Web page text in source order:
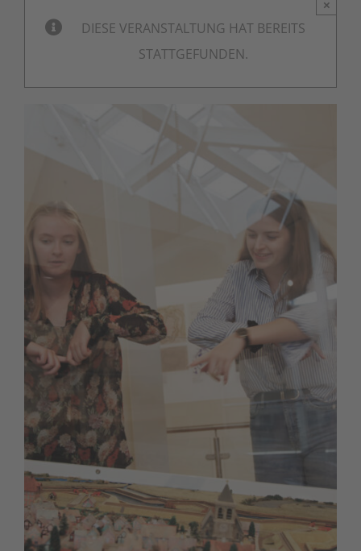
DIESE VERANSTALTUNG HAT BEREITS
STATTGEFUNDEN.
×